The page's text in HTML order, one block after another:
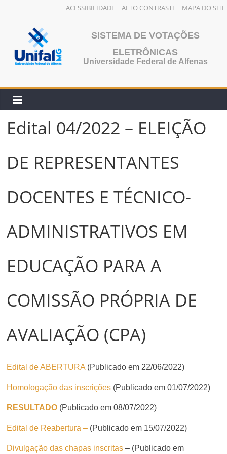
ACESSIBILIDADE ALTO CONTRASTE MAPA DO SITE
conteúdo
SISTEMA DE VOTAÇÕES
ELETRÔNICAS
Universidade Federal de Alfenas
Edital 04/2022 – ELEIÇÃO
DE REPRESENTANTES
DOCENTES E TÉCNICO-
ADMINISTRATIVOS EM
EDUCAÇÃO PARA A
COMISSÃO PRÓPRIA DE
AVALIAÇÃO (CPA)
Edital de ABERTURA (Publicado em 22/06/2022)
Homologação das inscrições (Publicado em 01/07/2022)
RESULTADO (Publicado em 08/07/2022)
Edital de Reabertura – (Publicado em 15/07/2022)
Divulgação das chapas inscritas – (Publicado em